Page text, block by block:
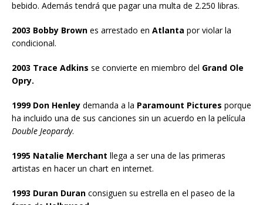
bebido. Además tendrá que pagar una multa de 2.250 libras.
2003 Bobby Brown es arrestado en Atlanta por violar la
condicional.
2003 Trace Adkins se convierte en miembro del Grand Ole
Opry.
1999 Don Henley demanda a la Paramount Pictures porque
ha incluido una de sus canciones sin un acuerdo en la película
Double Jeopardy.
1995 Natalie Merchant llega a ser una de las primeras
artistas en hacer un chart en internet.
1993 Duran Duran consiguen su estrella en el paseo de la